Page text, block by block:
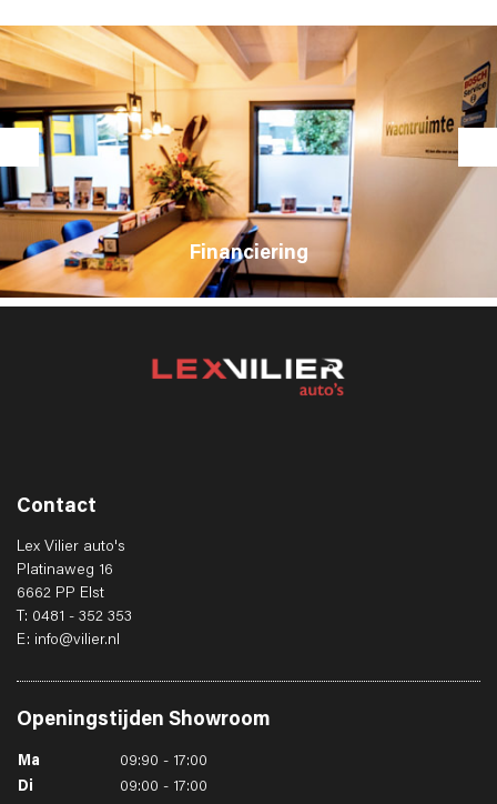
Financiering
Contact
Lex Vilier auto's
Platinaweg 16
6662 PP Elst
T: 0481 - 352 353
E: info@vilier.nl
Openingstijden Showroom
Ma
09:90 - 17:00
Di
09:00 - 17:00